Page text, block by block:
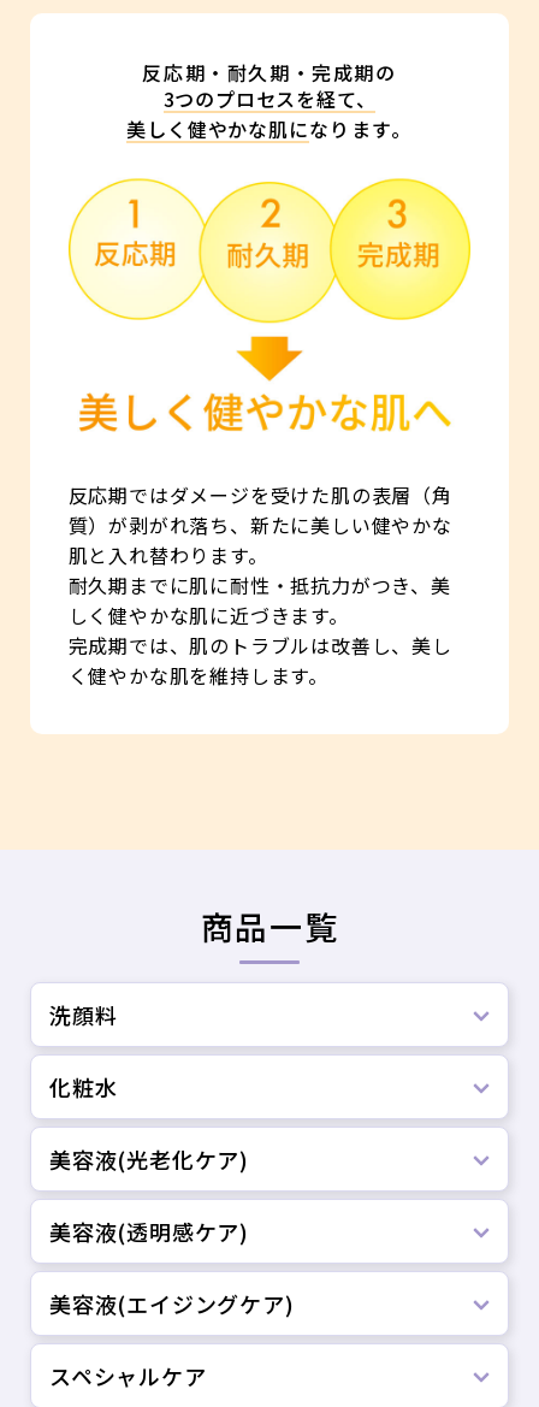
反応期・耐久期・完成期の
3つのプロセスを経て、
美しく健やかな肌になります。
反応期ではダメージを受けた肌の表層（角
質）が剥がれ落ち、新たに美しい健やかな
肌と入れ替わります。
耐久期までに肌に耐性・抵抗力がつき、美
しく健やかな肌に近づきます。
完成期では、肌のトラブルは改善し、美し
く健やかな肌を維持します。
商品一覧
洗顔料
化粧水
美容液(光老化ケア)
美容液(透明感ケア)
美容液(エイジングケア)
スペシャルケア